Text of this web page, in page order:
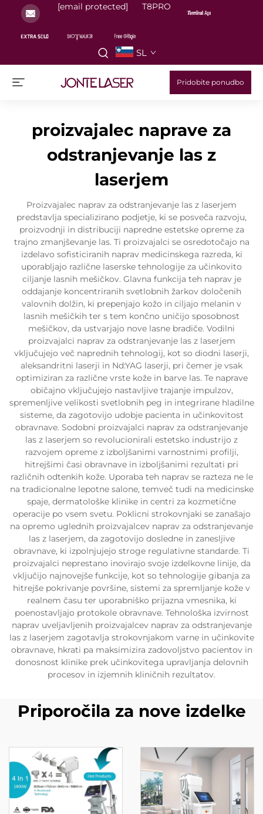
[email protected] T8PRO
SL
Pridobite ponudbo
proizvajalec naprave za
odstranjevanje las z
laserjem
Proizvajalec naprav za odstranjevanje las z laserjem
predstavlja specializirano podjetje, ki se posveča razvoju,
proizvodnji in distribuciji napredne estetske opreme za
trajno zmanjševanje las. Ti proizvajalci se osredotočajo na
izdelavo sofisticiranih naprav medicinskega razreda, ki
uporabljajo različne laserske tehnologije za učinkovito
ciljanje lasnih mešičkov. Glavna funkcija teh naprav je
oddajanje koncentriranih svetlobnih žarkov določenih
valovnih dolžin, ki prepenjajo kožo in ciljajo melanin v
lasnih mešičkih ter s tem končno uničijo sposobnost
mešičkov, da ustvarjajo nove lasne bradiče. Vodilni
proizvajalci naprav za odstranjevanje las z laserjem
vključujejo več naprednih tehnologij, kot so diodni laserji,
aleksandritni laserji in Nd:YAG laserji, pri čemer je vsak
optimiziran za različne vrste kože in barve las. Te naprave
običajno vključujejo nastavljive trajanje impulzov,
spremenljive velikosti svetlobnih peg in integrirane hladilne
sisteme, da zagotovijo udobje pacienta in učinkovitost
obravnave. Sodobni proizvajalci naprav za odstranjevanje
las z laserjem so revolucionirali estetsko industrijo z
razvojem opreme z izboljšanimi varnostnimi profilji,
hitrejšimi časi obravnave in izboljšanimi rezultati pri
različnih odtenkih kože. Uporaba teh naprav se razteza ne le
na tradicionalne lepotne salone, temveč tudi na medicinske
spaje, dermatološke klinike in centri za kozmetične
operacije po vsem svetu. Poklicni strokovnjaki se zanašajo
na opremo uglednih proizvajalcev naprav za odstranjevanje
las z laserjem, da zagotovijo dosledne in zanesljive
obravnave, ki izpolnjujejo stroge regulativne standarde. Ti
proizvajalci neprestano inovirajo svoje izdelkovne linije, da
vključijo najnovejše funkcije, kot so tehnologije gibanja za
hitrejše pokrivanje površine, sistemi za spremljanje kože v
realnem času ter uporabniško prijazna vmesnika, ki
poenostavljajo protokole obravnave. Tehnološka izvirnost
naprav uveljavljenih proizvajalcev naprav za odstranjevanje
las z laserjem zagotavlja strokovnjakom varne in učinkovite
obravnave, hkrati pa maksimizira zadovoljstvo pacientov in
donosnost klinike prek učinkovitega upravljanja delovnih
procesov in izjemnih kliničnih rezultatov.
Priporočila za nove izdelke